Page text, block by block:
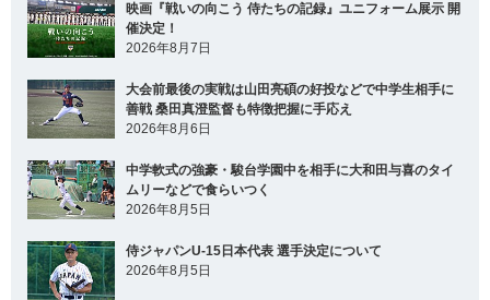
映画『戦いの向こう 侍たちの記録』ユニフォーム展示 開
催決定！
2026年8月7日
大会前最後の実戦は山田亮碩の好投などで中学生相手に
善戦 桑田真澄監督も特徴把握に手応え
2026年8月6日
中学軟式の強豪・駿台学園中を相手に大和田与喜のタイ
ムリーなどで食らいつく
2026年8月5日
侍ジャパンU-15日本代表 選手決定について
2026年8月5日